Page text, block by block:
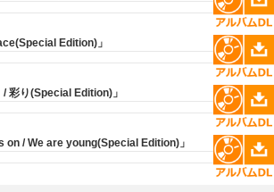
Edition)」
/ 彩り(Special Edition)」
on / We are young(Special Edition)」